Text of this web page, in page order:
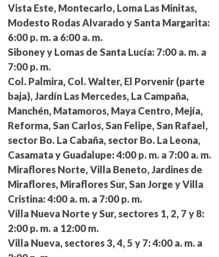
Vista Este, Montecarlo, Loma Las Minitas,
Modesto Rodas Alvarado y Santa Margarita:
6:00 p. m. a 6:00 a. m.
Siboney y Lomas de Santa Lucía: 7:00 a. m. a
7:00 p. m.
Col. Palmira, Col. Walter, El Porvenir (parte
baja), Jardín Las Mercedes, La Campaña,
Manchén, Matamoros, Maya Centro, Mejía,
Reforma, San Carlos, San Felipe, San Rafael,
sector Bo. La Cabaña, sector Bo. La Leona,
Casamata y Guadalupe: 4:00 p. m. a 7:00 a. m.
Miraflores Norte, Villa Beneto, Jardines de
Miraflores, Miraflores Sur, San Jorge y Villa
Cristina: 4:00 a. m. a 7:00 p. m.
Villa Nueva Norte y Sur, sectores 1, 2, 7 y 8:
2:00 p. m. a 12:00 m.
Villa Nueva, sectores 3, 4, 5 y 7: 4:00 a. m. a